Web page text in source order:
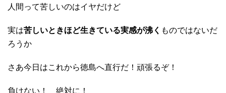
人間って苦しいのはイヤだけど
実は苦しいときほど生きている実感が沸く ものではないだ
ろうか
さあ今日はこれから徳島へ直行だ！頑張るぞ！
負けない！ 絶対に！